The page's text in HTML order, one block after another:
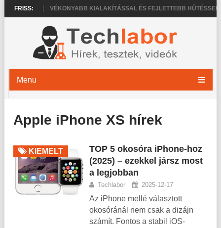
FRISS:
20 PRO VÉKONYABB KIALAKÍTÁSSAL ÉS FEJLETTEBB HŰTÉSSEL
Menu
Apple iPhone XS hírek
KIEMELT
TOP 5 okosóra iPhone-hoz
(2025) – ezekkel jársz most
a legjobban
Techlabor 2025-12-17
Az iPhone mellé választott
okosóránál nem csak a dizájn
számít. Fontos a stabil iOS-